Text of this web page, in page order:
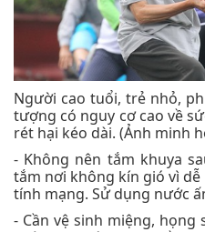
Người cao tuổi, trẻ nhỏ,
tượng có nguy cơ cao về
rét hại kéo dài. (Ảnh minh
- Không nên tắm khuya
tắm nơi không kín gió vì
tính mạng. Sử dụng nước
- Cần vệ sinh miệng, họng